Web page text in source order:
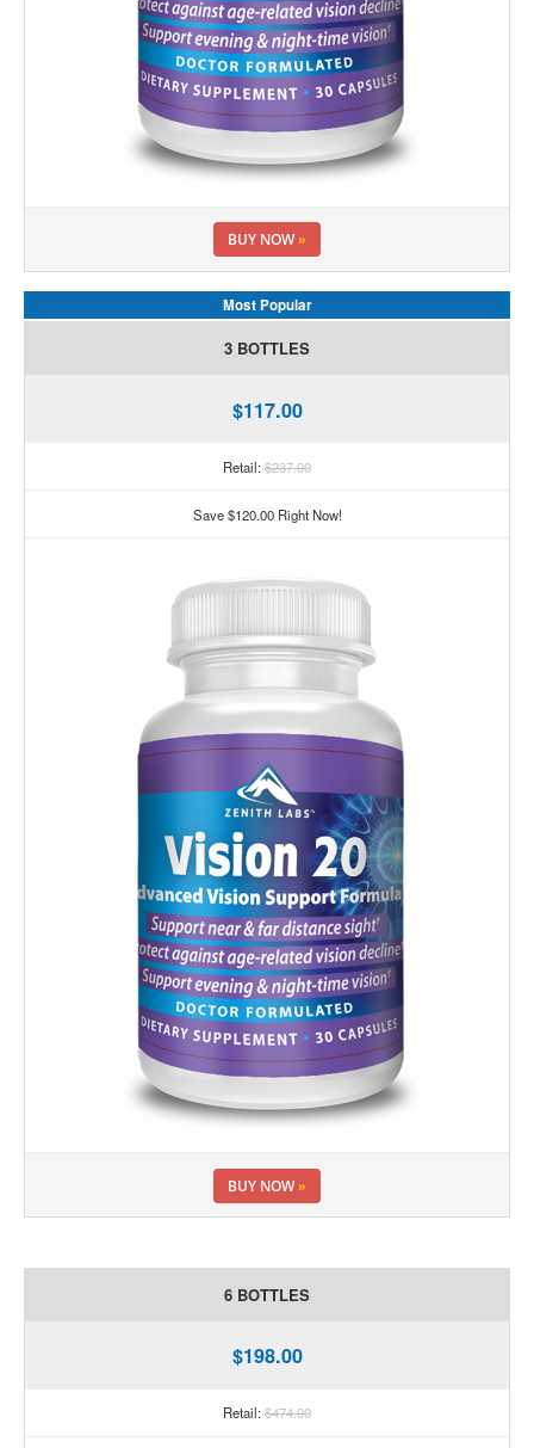
BUY NOW»
Most Popular
3 BOTTLES
$117.00
Retail:$237.00
Save $120.00 Right Now!
BUY NOW»
6 BOTTLES
$198.00
Retail:$474.00